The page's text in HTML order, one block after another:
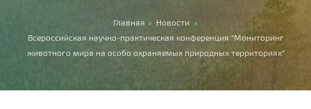
Вы здесь Главная » Новости »
Всероссийская научно-практическая конференция "Мониторинг
животного мира на особо охраняемых природных территориях"